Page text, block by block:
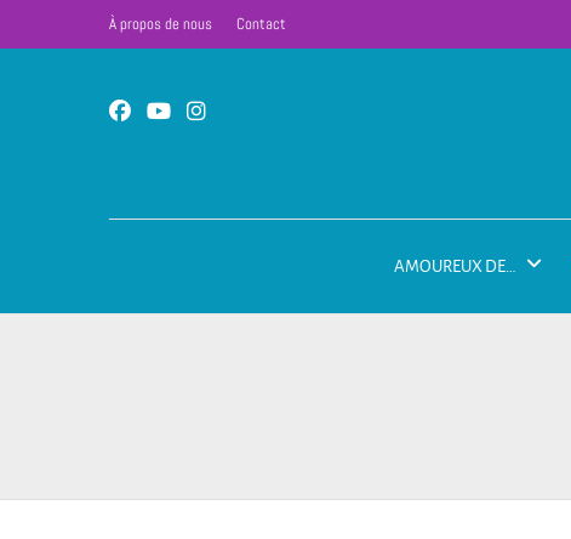
À propos de nous Contact
AMOUREUX DE…